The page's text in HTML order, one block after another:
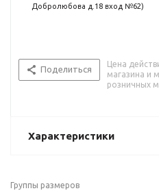
Добролюбова д.18 вход №62)
Поделиться
Цена
магазина и
розничных
Характеристики
Группы размеров